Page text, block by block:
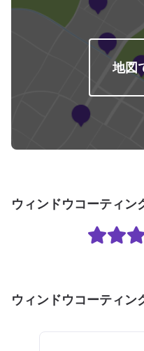
地図
ウィンドウコーティン
ウィンドウコーティン